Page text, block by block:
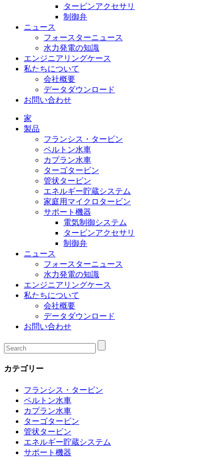
タービンアクセサリ
制御弁
ニュース
フォースターニュース
水力発電の知識
エンジニアリングケース
私たちについて
会社概要
データダウンロード
お問い合わせ
家
製品
フランシス・タービン
ペルトン水車
カプラン水車
ターゴタービン
管状タービン
エネルギー貯蔵システム
家庭用マイクロタービン
サポート機器
電気制御システム
タービンアクセサリ
制御弁
ニュース
フォースターニュース
水力発電の知識
エンジニアリングケース
私たちについて
会社概要
データダウンロード
お問い合わせ
カテゴリー
フランシス・タービン
ペルトン水車
カプラン水車
ターゴタービン
管状タービン
エネルギー貯蔵システム
サポート機器